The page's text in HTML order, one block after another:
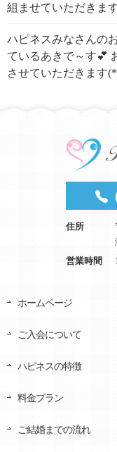
組ませていただきま
ハピネスみなさんの
ているあきで～す💕
させていただきます
住所
営業時間
ホームページ
ご入会について
ハピネスの特徴
料金プラン
ご結婚までの流れ